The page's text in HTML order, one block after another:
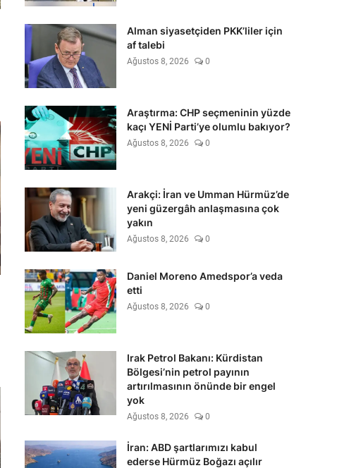
Alman siyasetçiden PKK’liler için
af talebi
Ağustos 8, 2026 0
Araştırma: CHP seçmeninin yüzde
kaçı YENİ Parti’ye olumlu bakıyor?
Ağustos 8, 2026 0
Arakçi: İran ve Umman Hürmüz’de
yeni güzergâh anlaşmasına çok
yakın
Ağustos 8, 2026 0
Daniel Moreno Amedspor’a veda
etti
Ağustos 8, 2026 0
Irak Petrol Bakanı: Kürdistan
Bölgesi’nin petrol payının
artırılmasının önünde bir engel
yok
Ağustos 8, 2026 0
İran: ABD şartlarımızı kabul
ederse Hürmüz Boğazı açılır